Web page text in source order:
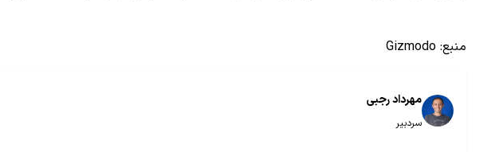
منبع: Gizmodo
مهرداد رجبی
سردبیر